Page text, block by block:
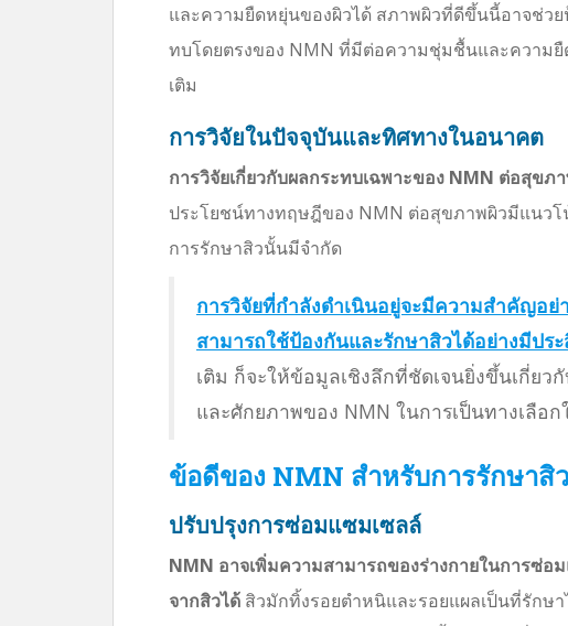
และความยืดหยุ่นของผิวได้ สภาพผิวที่ดีขึ้นนี้อาจช่ว
ทบโดยตรงของ NMN ที่มีต่อความชุ่มชื้นและความยื
เติม
การวิจัยในปัจจุบันและทิศทางในอนาคต
การวิจัยเกี่ยวกับผลกระทบเฉพาะของ NMN ต่อสุขภ
ประโยชน์ทางทฤษฎีของ NMN ต่อสุขภาพผิวมีแนว
การรักษาสิวนั้นมีจำกัด
การวิจัยที่กำลังดำเนินอยู่จะมีความสำคัญอ
สามารถใช้ป้องกันและรักษาสิวได้อย่างมีปร
เติม ก็จะให้ข้อมูลเชิงลึกที่ชัดเจนยิ่งขึ้นเกี่ย
และศักยภาพของ NMN ในการเป็นทางเลือก
ข้อดีของ NMN สำหรับการรักษาสิว
ปรับปรุงการซ่อมแซมเซลล์
NMN อาจเพิ่มความสามารถของร่างกายในการซ่อ
จากสิวได้ สิวมักทิ้งรอยตำหนิและรอยแผลเป็นที่รักษ